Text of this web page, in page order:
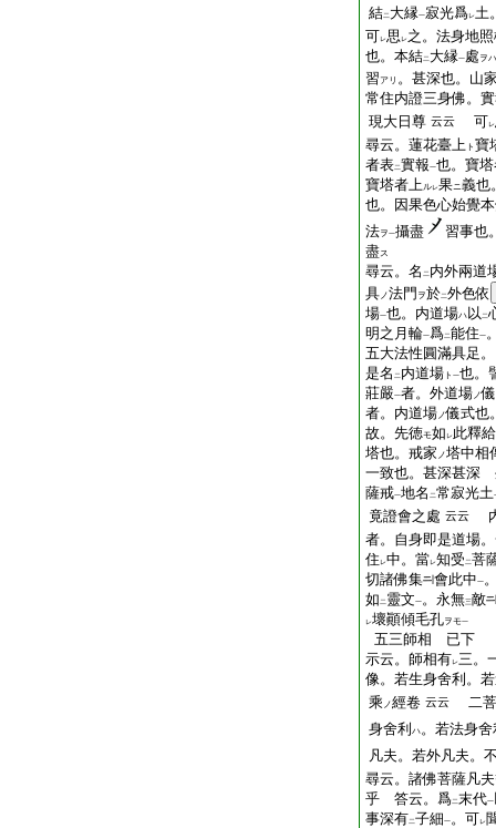
結二 大縁一寂光爲レ土
可レ思 レ之。法身地
也。本結二 大縁一處 ヲハ
習 アリ 。甚深也。山
常住内證三身佛。
現大日尊 云云 可レ
尋云。蓮花臺上 ト 寶
者表二實報一也。寶
寶塔者上ルレ果ニ義也
也。因果色心始覺
法ヲ一攝盡
習事也
盡ス
尋云。名 二 内外兩道
具ノ法門 ヲ於二外色依
場一也。内道場ハ 以 二
明之月輪一爲二能住一
五大法性圓滿具足
是名 二 内道場 ト 一也。
莊嚴一者。外道場ノ
者。内道場ノ儀式也
故。先徳モ如 レ此釋
塔也。戒家 ノ塔中相
一致也。甚深甚深
薩戒一地名 二常寂光土
竟證會之處 云云
者。自身即是道場
住 レ中。當レ知受 二菩
切諸佛集
會此中一
如 二 靈文一。永無三敵
レ壞顚傾毛孔ヲモ一
五三師相 已下
示云。師相有レ三。
像。若生身舍利。
乘 ノ經卷 云云
二菩
身舍利 ハ。若法身舍
凡夫。若外凡夫。
尋云。諸佛菩薩凡
乎 答云。爲二末代一
事深有二子細一。可レ